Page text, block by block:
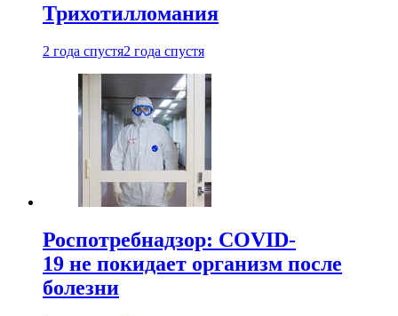
Трихотилломания
2 года спустя2 года спустя
Роспотребнадзор: COVID-
19 не покидает организм после
болезни